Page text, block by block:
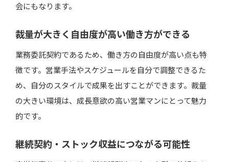
会にもなります。
裁量が大きく自由度が高い働き方ができる
業務委託契約であるため、働き方の自由度が高い点も特
徴です。営業手法やスケジュールを自分で調整できるた
め、自分のスタイルで成果を出すことができます。裁量
の大きい環境は、成長意欲の高い営業マンにとって魅力
的です。
継続契約・ストック収益につながる可能性